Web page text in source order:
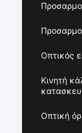
Οπτικός
Κινητή
Οπτική